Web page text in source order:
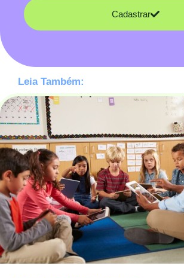
Cadastrar
Leia Também: